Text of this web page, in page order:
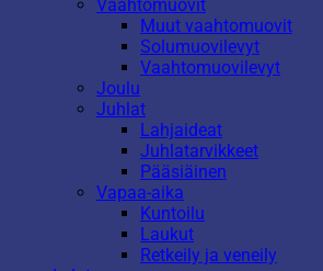
Vaahtomuovit
Muut vaahtomuovit
Solumuovilevyt
Vaahtomuovilevyt
Joulu
Juhlat
Lahjaideat
Juhlatarvikkeet
Pääsiäinen
Vapaa-aika
Kuntoilu
Laukut
Retkeily ja veneily